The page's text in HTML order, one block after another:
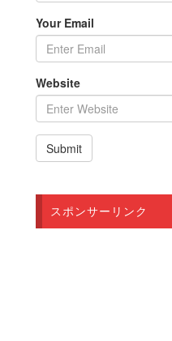
Your Email
Website
スポンサーリンク